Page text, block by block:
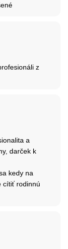
z
a
darček k
kedy na
cítiť rodinnú